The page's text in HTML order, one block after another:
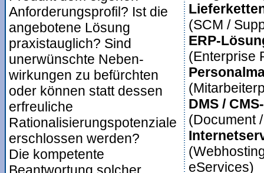
Anforderungsprofil? Ist die
angebotene Lösung
praxistauglich? Sind
unerwünschte Neben-
wirkungen zu befürchten
oder können statt dessen
erfreuliche
Rationalisierungspotenziale
erschlossen werden?
Die kompetente
(SCM /
ERP-
(Enterprise
DMS /
(Document
eServices)